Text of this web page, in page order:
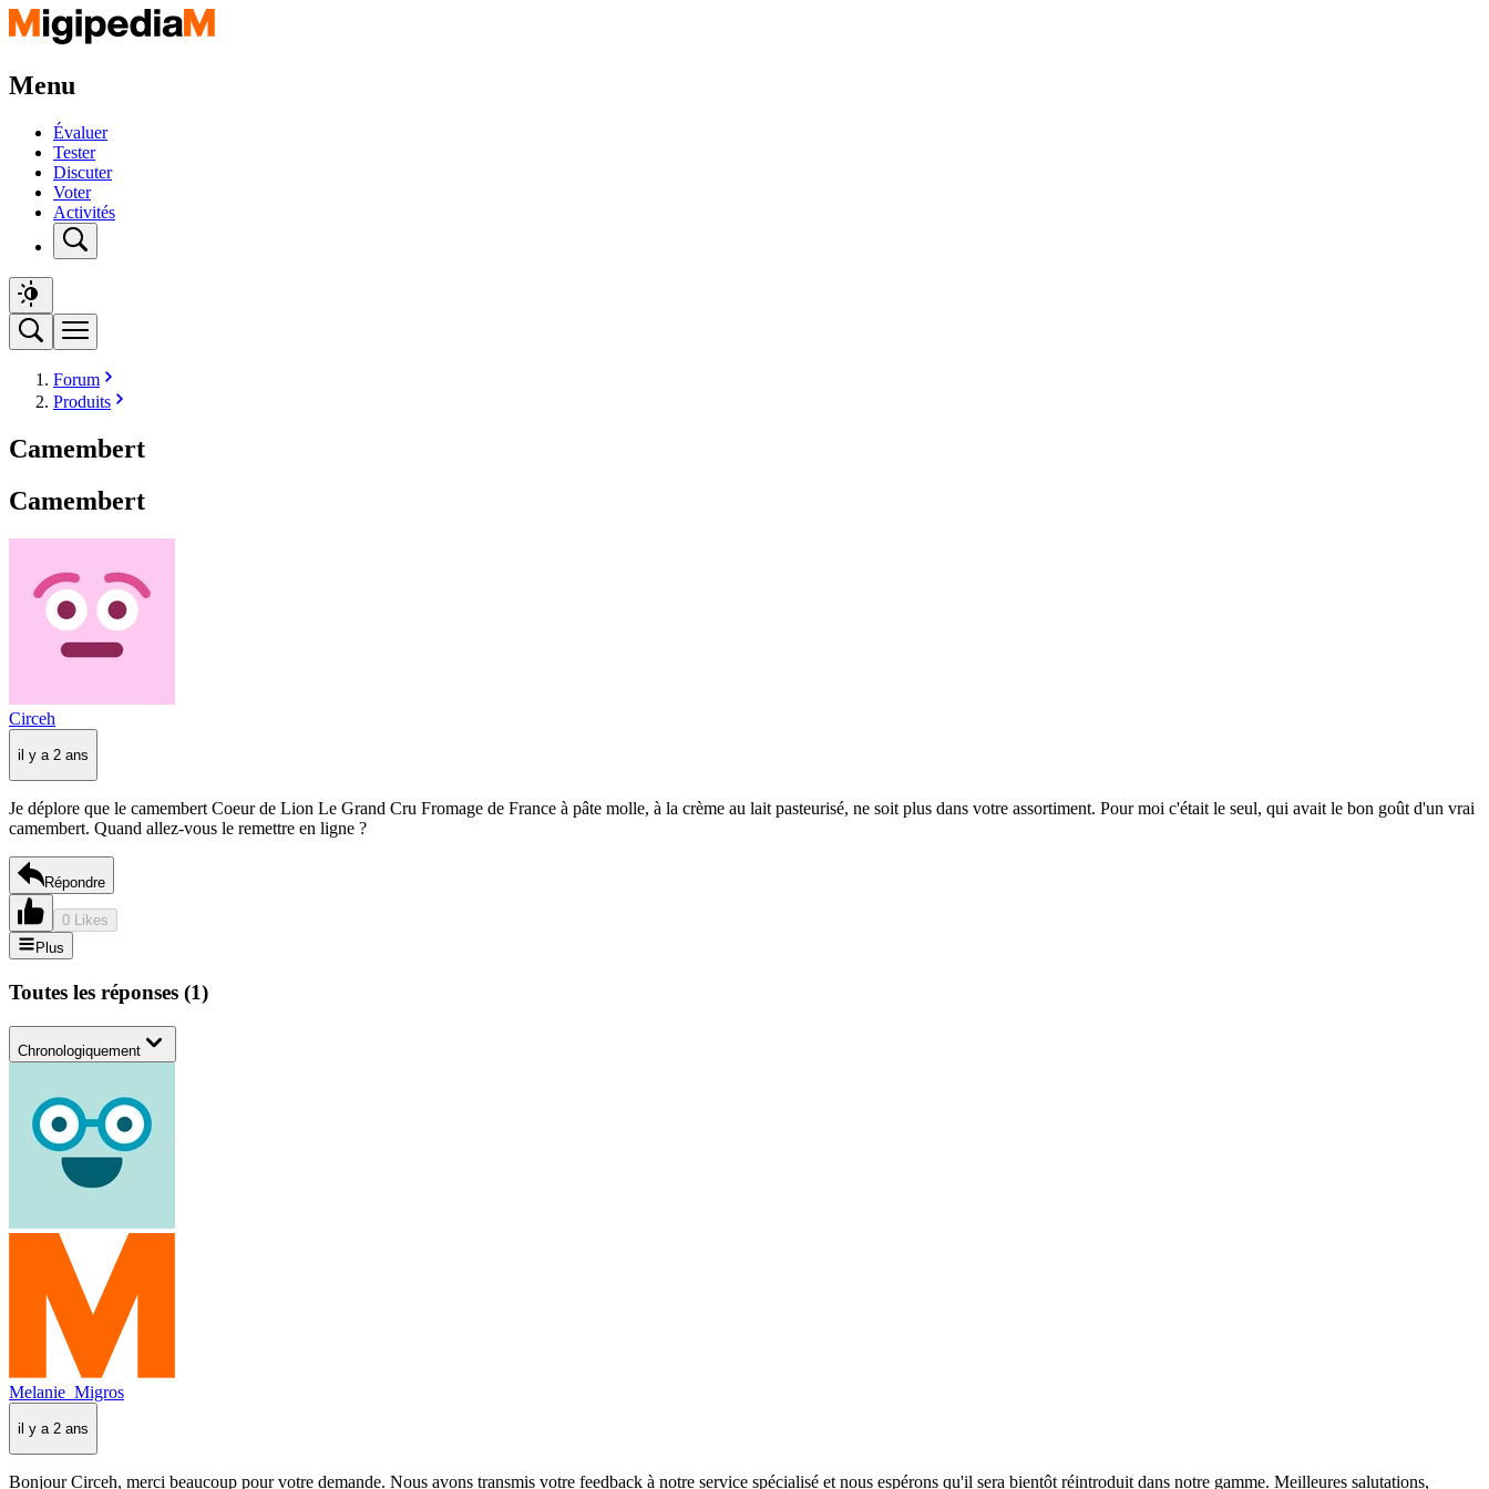
Menu
Évaluer
Tester
Discuter
Voter
Activités
Forum
Produits
Camembert
Camembert
Circeh
il y a 2 ans
Je déplore que le camembert Coeur de Lion Le Grand Cru Fromage de France à pâte molle, à la crème au lait pasteurisé, ne soit plus dans votre assortiment. Pour moi c'était le seul, qui avait le bon goût d'un vrai
camembert. Quand allez-vous le remettre en ligne ?
Répondre
0 Likes
Plus
Toutes les réponses (1)
Chronologiquement
Melanie_Migros
il y a 2 ans
Bonjour Circeh, merci beaucoup pour votre demande. Nous avons transmis votre feedback à notre service spécialisé et nous espérons qu'il sera bientôt réintroduit dans notre gamme. Meilleures salutations,